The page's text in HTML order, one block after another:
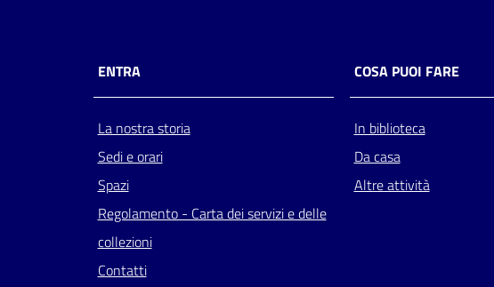
ENTRA
La nostra storia
Sedi e orari
Spazi
Regolamento - Carta dei servizi e delle
collezioni
Contatti
COSA PUOI FARE
In biblioteca
Da casa
Altre attività